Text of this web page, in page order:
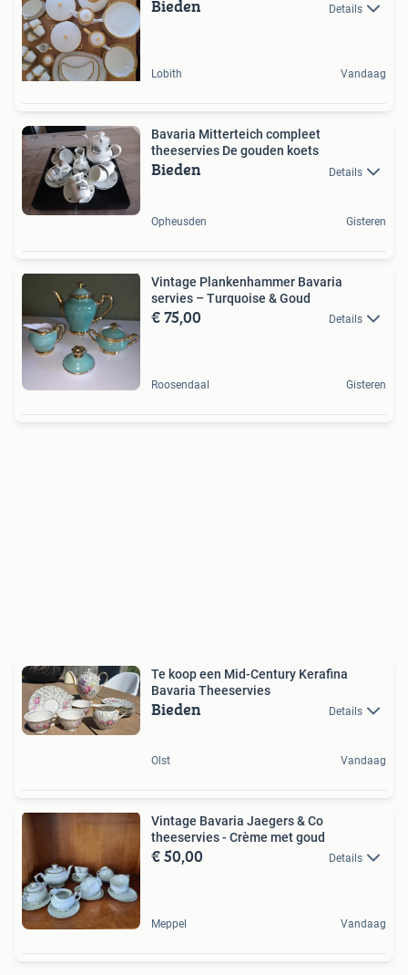
Bieden Details
Lobith Vandaag
Bavaria Mitterteich compleet
theeservies De gouden koets
Bieden Details
Opheusden Gisteren
Vintage Plankenhammer Bavaria
servies – Turquoise & Goud
€ 75,00 Details
Roosendaal Gisteren
Te koop een Mid-Century Kerafina
Bavaria Theeservies
Bieden Details
Olst Vandaag
Vintage Bavaria Jaegers & Co
theeservies - Crème met goud
€ 50,00 Details
Meppel Vandaag